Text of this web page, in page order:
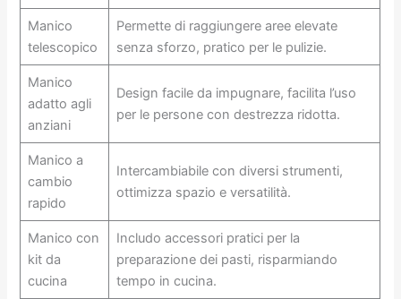
Manico
telescopico
Permette di raggiungere aree elevate
senza sforzo, pratico per le pulizie.
Manico
adatto agli
anziani
Design facile da impugnare, facilita l’uso
per le persone con destrezza ridotta.
Manico a
cambio
rapido
Intercambiabile con diversi strumenti,
ottimizza spazio e versatilità.
Manico con
kit da
cucina
Includo accessori pratici per la
preparazione dei pasti, risparmiando
tempo in cucina.